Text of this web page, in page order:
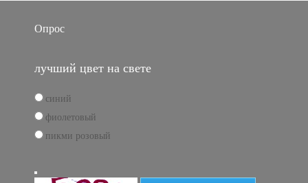
Опрос
лучший цвет на свете
синий
фиолетовый
пикми розовый